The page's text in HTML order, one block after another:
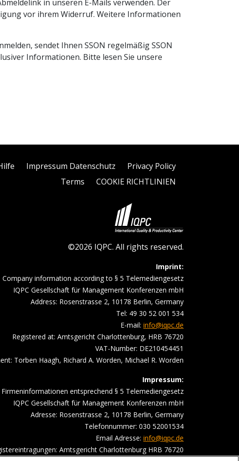
in unseren E-Mails verwenden. Der
vor ihrem Widerruf. Weitere Informationen
sendet Ihnen SSON regelmäßig SSON
Informationen. Bitte lesen Sie unsere
Impressum Datenschutz
Privacy Policy
Terms
COOKIE RICHTLINIEN
©2026 IQPC. All rights reserved.
Imprint:
Company information according to § 5 Telemediengesetz
IQPC Gesellschaft für Management Konferenzen mbH
Address: Rosenstrasse 2, 10178 Berlin, Germany
Tel: 49 30 52 001 534
E-mail: info@iqpc.de
Registered at: Amtsgericht Charlottenburg, HRB 76720
VAT-Number: DE210454451
Torben Haagh, Richard A. Worden, Michael R. Worden
Impressum:
Firmeninformationen entsprechend § 5 Telemediengesetz
IQPC Gesellschaft für Management Konferenzen mbH
Adresse: Rosenstrasse 2, 10178 Berlin, Germany
Telefonnummer: 030 52001534
Email Adresse: info@iqpc.de
Amtsgericht Charlottenburg HRB 76720